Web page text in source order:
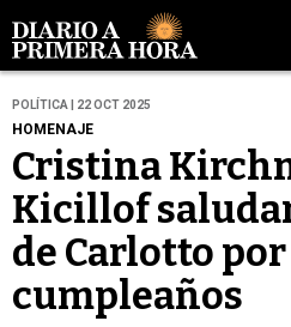
POLÍTICA | 22 OCT 2025
HOMENAJE
Cristina
Kicillof
de Carlotto
cumpleaños